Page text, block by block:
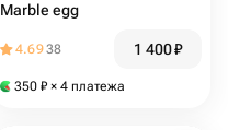
Marble egg
4.6938 1 400₽
350 ₽ × 4 платежа